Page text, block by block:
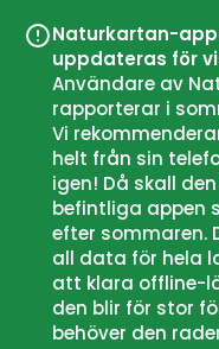
Naturkartan-
uppdateras för
Användare av
rapporterar i
Vi
helt från sin
igen! Då skall
befintliga appen
efter sommaren.
all data för hela
att klara offline-
den blir för stor
behöver den